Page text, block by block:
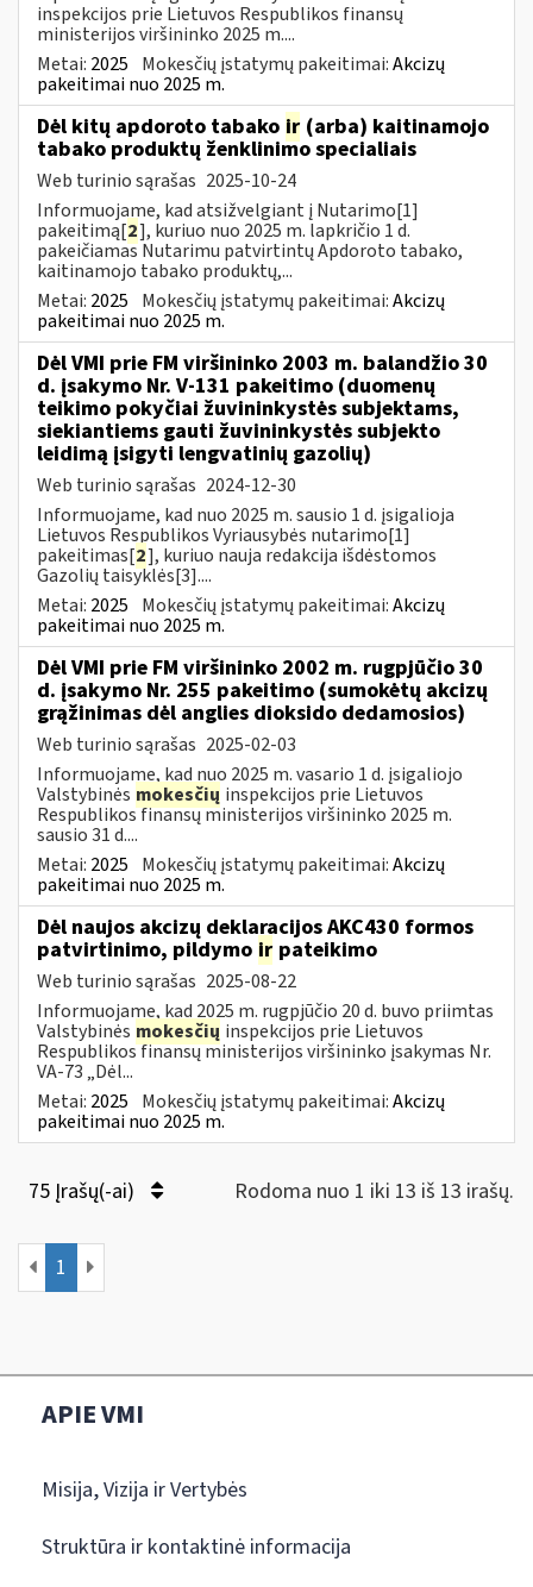
inspekcijos prie Lietuvos Respublikos finansų
ministerijos viršininko 2025 m....
Metai: 2025 Mokesčių įstatymų pakeitimai:Akcizų
pakeitimai nuo 2025 m.
Dėl kitų apdoroto tabako ir (arba) kaitinamojo
tabako produktų ženklinimo specialiais
Web turinio sąrašas 2025-10-24
Informuojame, kad atsižvelgiant į Nutarimo[1]
pakeitimą[2], kuriuo nuo 2025 m. lapkričio 1 d.
pakeičiamas Nutarimu patvirtintų Apdoroto tabako,
kaitinamojo tabako produktų,...
Metai: 2025 Mokesčių įstatymų pakeitimai:Akcizų
pakeitimai nuo 2025 m.
Dėl VMI prie FM viršininko 2003 m. balandžio 30
d. įsakymo Nr. V-131 pakeitimo (duomenų
teikimo pokyčiai žuvininkystės subjektams,
siekiantiems gauti žuvininkystės subjekto
leidimą įsigyti lengvatinių gazolių)
Web turinio sąrašas 2024-12-30
Informuojame, kad nuo 2025 m. sausio 1 d. įsigalioja
Lietuvos Respublikos Vyriausybės nutarimo[1]
pakeitimas[2], kuriuo nauja redakcija išdėstomos
Gazolių taisyklės[3]....
Metai: 2025 Mokesčių įstatymų pakeitimai:Akcizų
pakeitimai nuo 2025 m.
Dėl VMI prie FM viršininko 2002 m. rugpjūčio 30
d. įsakymo Nr. 255 pakeitimo (sumokėtų akcizų
grąžinimas dėl anglies dioksido dedamosios)
Web turinio sąrašas 2025-02-03
Informuojame, kad nuo 2025 m. vasario 1 d. įsigaliojo
Valstybinės mokesčių inspekcijos prie Lietuvos
Respublikos finansų ministerijos viršininko 2025 m.
sausio 31 d....
Metai: 2025 Mokesčių įstatymų pakeitimai:Akcizų
pakeitimai nuo 2025 m.
Dėl naujos akcizų deklaracijos AKC430 formos
patvirtinimo, pildymo ir pateikimo
Web turinio sąrašas 2025-08-22
Informuojame, kad 2025 m. rugpjūčio 20 d. buvo priimtas
Valstybinės mokesčių inspekcijos prie Lietuvos
Respublikos finansų ministerijos viršininko įsakymas Nr.
VA-73 „Dėl...
Metai: 2025 Mokesčių įstatymų pakeitimai:Akcizų
pakeitimai nuo 2025 m.
75 Įrašų(-ai) Rodoma nuo 1 iki 13 iš 13 irašų.
1
APIE VMI
Misija, Vizija ir Vertybės
Struktūra ir kontaktinė informacija